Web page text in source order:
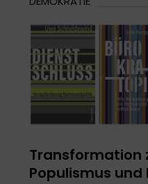
Transformation
Populismus und